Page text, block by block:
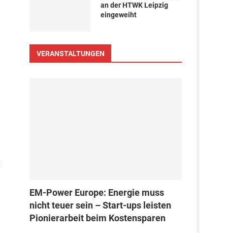
an der HTWK Leipzig
eingeweiht
VERANSTALTUNGEN
EM-Power Europe: Energie muss
nicht teuer sein – Start-ups leisten
Pionierarbeit beim Kostensparen